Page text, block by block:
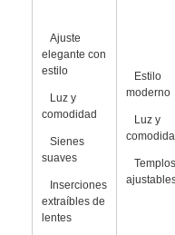
Ajuste
elegante con
estilo
Luz y
comodidad
Sienes
suaves
Inserciones
extraíbles de
lentes
Estilo
moderno
Luz y
Templos